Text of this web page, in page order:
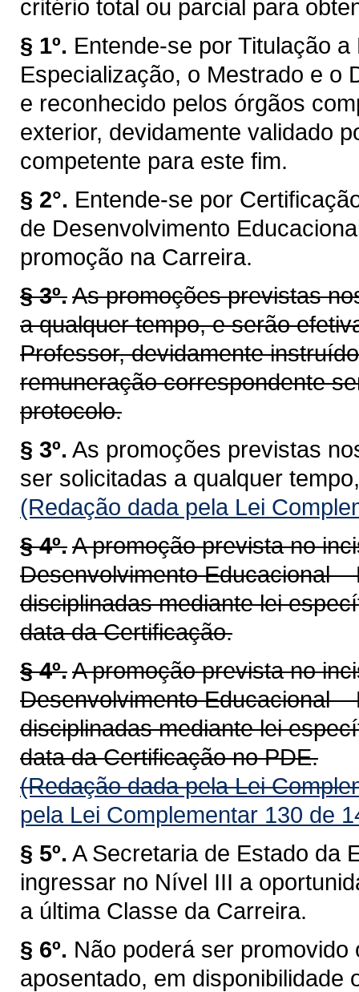
critério total ou parcial para
§ 1º. Entende-se por Titulação
Especialização, o Mestrado e o
e reconhecido pelos órgãos
exterior, devidamente validado
competente para este fim.
§ 2°. Entende-se por
de Desenvolvimento
promoção na Carreira.
§ 3º.As promoções previstas
a qualquer tempo, e serão
Professor, devidamente
remuneração correspondente
protocolo.
§ 3º. As promoções previstas
ser solicitadas a qualquer
(Redação dada pela Lei
§ 4º.A promoção prevista no
Desenvolvimento Educacional
disciplinadas mediante lei
data da Certificação.
§ 4º.A promoção prevista no
Desenvolvimento Educacional
disciplinadas mediante lei
data da Certificação no PDE.
(Redação dada pela Lei
pela Lei Complementar 130 de
§ 5º. A Secretaria de Estado da
ingressar no Nível III a
a última Classe da Carreira.
§ 6º. Não poderá ser
aposentado, em disponibilidade